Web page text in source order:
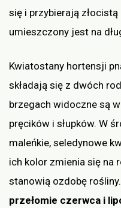
się i przybierają
umieszczony jest na
Kwiatostany hortensji
składają się z dwóch
brzegach widoczne są
pręcików i słupków. W
maleńkie, seledynowe
ich kolor zmienia się na
stanowią ozdobę rośliny.
przełomie czerwca i